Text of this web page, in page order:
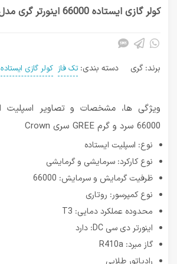
کولر گازی ایستاده 66000 اینورتر گری مدل کراون
برند: گری دسته بندی: تک فاز کولر گازی ایستاده
66000 سرد و گرم GREE سری Crown
نوع: اسپلیت ایستاده
نوع کارکرد: سرمایشی و گرمایشی
ظرفیت گرمایش و سرمایش: 66000
نوع کمپرسور: روتاری
محدوده عملکرد دمایی: T3
اینورتر دی سی DC: دارد
گاز مبرد: R410a
رادیاتور طلایی